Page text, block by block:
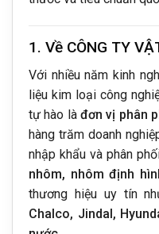
1. Về CÔNG TY
Với nhiều năm kinh
liệu kim loại công
tự hào làđơn vị phân
hàng trăm doanh
nhập khẩu và phân
nhôm, nhôm định
thương hiệu uy tín
Chalco, Jindal,